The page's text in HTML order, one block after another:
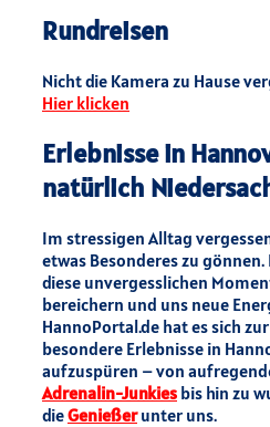
Rundreisen
Nicht die Kamera zu Hause
Hier klicken
Erlebnisse in
natürlich
Im stressigen Alltag
etwas Besonderes zu gönnen.
diese unvergesslichen
bereichern und uns neue
HannoPortal.de hat es sich
besondere Erlebnisse in
aufzuspüren – von
Adrenalin-Junkies bis hin zu
dieGenießerunter uns.